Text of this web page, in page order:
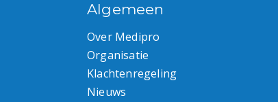
Algemeen
Over Medipro
Organisatie
Klachtenregeling
Nieuws